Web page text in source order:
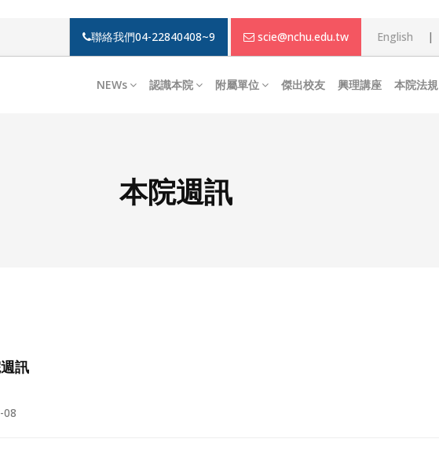
聯絡我們04-22840408~9 scie@nchu.edu.tw English |
NEWs 認識本院 附屬單位 傑出校友 興理講座 本院法規
本院週訊
訊
08